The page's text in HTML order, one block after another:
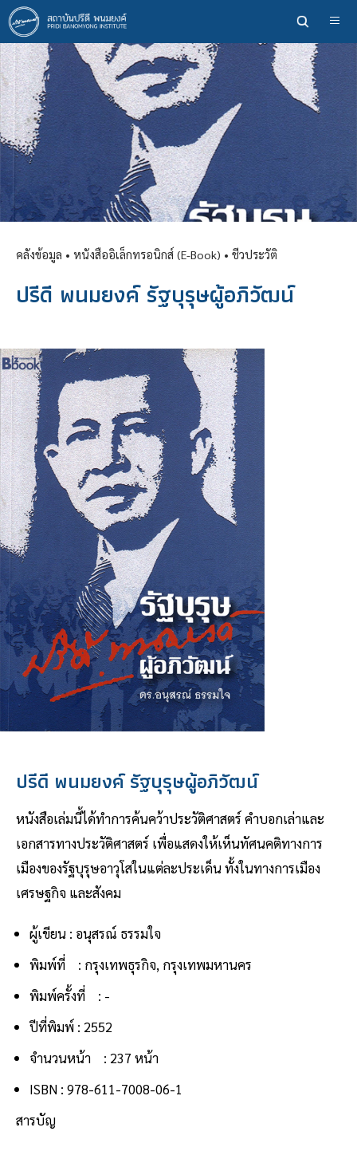
ข้าม
ไป
ยัง
เนื้อหา
หลัก
คลังข้อมูล • หนังสืออิเล็กทรอนิกส์ (E-Book) • ชีวประวัติ
ปรีดี พนมยงค์ รัฐบุรุษผู้อภิวัฒน์
ปรีดี พนมยงค์ รัฐบุรุษผู้อภิวัฒน์
หนังสือเล่มนี้ได้ทำการค้นคว้าประวัติศาสตร์ คำบอกเล่าและ
เอกสารทางประวัติศาสตร์ เพื่อแสดงให้เห็นทัศนคติทางการ
เมืองของรัฐบุรุษอาวุโสในแต่ละประเด็น ทั้งในทางการเมือง
เศรษฐกิจ และสังคม
ผู้เขียน : อนุสรณ์ ธรรมใจ
พิมพ์ที่ : กรุงเทพธุรกิจ, กรุงเทพมหานคร
พิมพ์ครั้งที่ : -
ปีที่พิมพ์ : 2552
จำนวนหน้า : 237 หน้า
ISBN : 978-611-7008-06-1
สารบัญ